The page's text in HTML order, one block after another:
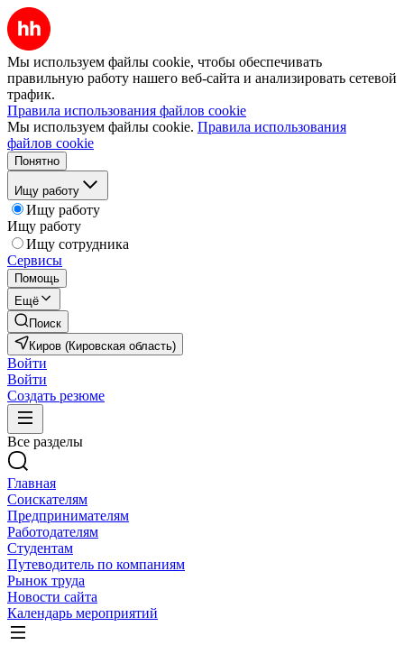
Мы используем файлы cookie, чтобы обеспечивать
правильную работу нашего веб-сайта и анализировать сетевой
трафик.
Правила использования файлов cookie
Мы используем файлы cookie. Правила использования
файлов cookie
Понятно
Ищу работу
Ищу работу
Ищу работу
Ищу сотрудника
Сервисы
Помощь
Ещё
Поиск
Киров (Кировская область)
Войти
Войти
Создать резюме
Все разделы
Главная
Соискателям
Предпринимателям
Работодателям
Студентам
Путеводитель по компаниям
Рынок труда
Новости сайта
Календарь мероприятий